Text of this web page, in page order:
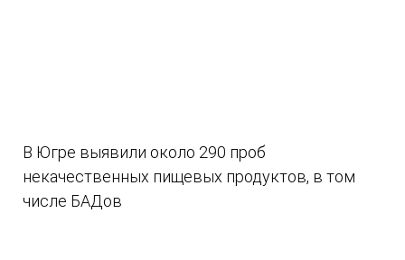
В Югре выявили около 290 проб
некачественных пищевых продуктов, в том
числе БАДов